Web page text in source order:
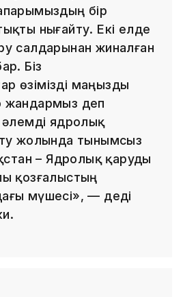
бір
нығайту. Екі елде
салдарынан жиналған
Біз
өзімізді маңызды
жандармыз деп
ядролық
жолында тынымсыз
– Ядролық қаруды
қозғалыстың
мүшесі», — деді